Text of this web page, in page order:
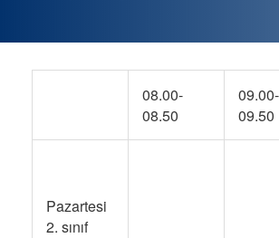
08.00-
08.50
09.00-
09.50
Pazartesi
2. sınıf